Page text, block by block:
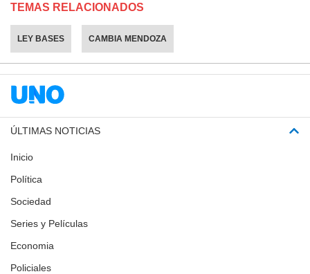
TEMAS RELACIONADOS
LEY BASES CAMBIA MENDOZA
ÚLTIMAS NOTICIAS
Inicio
Política
Sociedad
Series y Películas
Economia
Policiales